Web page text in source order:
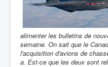
alimenter les bulletins de
semaine. On sait que le
l'acquisition d'avions de
a. Est-ce que les deux sont